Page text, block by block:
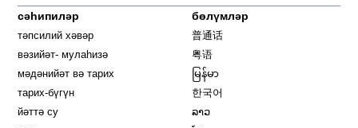
сәһипиләр
тәпсилий хәвәр
вәзийәт- мулаһизә
мәдәнийәт вә тарих
тарих-бүгүн
йәттә су
бөлүмләр
普通话
粤语
မြန်မာ
한국어
ລາວ